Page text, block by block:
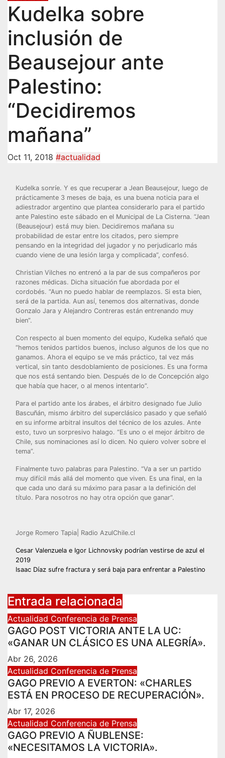
Kudelka sobre
inclusión de
Beausejour ante
Palestino:
“Decidiremos
mañana”
Oct 11, 2018 #actualidad
Kudelka sonríe. Y es que recuperar a Jean Beausejour, luego de
prácticamente 3 meses de baja, es una buena noticia para el
adiestrador argentino que plantea considerarlo para el partido
ante Palestino este sábado en el Municipal de La Cisterna. “Jean
(Beausejour) está muy bien. Decidiremos mañana su
probabilidad de estar entre los citados, pero siempre
pensando en la integridad del jugador y no perjudicarlo más
cuando viene de una lesión larga y complicada”, confesó.
Christian Vilches no entrenó a la par de sus compañeros por
razones médicas. Dicha situación fue abordada por el
cordobés. “Aun no puedo hablar de reemplazos. Si esta bien,
será de la partida. Aun así, tenemos dos alternativas, donde
Gonzalo Jara y Alejandro Contreras están entrenando muy
bien”.
Con respecto al buen momento del equipo, Kudelka señaló que
“hemos tenidos partidos buenos, incluso algunos de los que no
ganamos. Ahora el equipo se ve más práctico, tal vez más
vertical, sin tanto desdoblamiento de posiciones. Es una forma
que nos está sentando bien. Después de lo de Concepción algo
que había que hacer, o al menos intentarlo”.
Para el partido ante los árabes, el árbitro designado fue Julio
Bascuñán, mismo árbitro del superclásico pasado y que señaló
en su informe arbitral insultos del técnico de los azules. Ante
esto, tuvo un sorpresivo halago. “Es uno o el mejor árbitro de
Chile, sus nominaciones así lo dicen. No quiero volver sobre el
tema”.
Finalmente tuvo palabras para Palestino. “Va a ser un partido
muy difícil más allá del momento que viven. Es una final, en la
que cada uno dará su máximo para pasar a la definición del
título. Para nosotros no hay otra opción que ganar”.
Jorge Romero Tapia| Radio AzulChile.cl
Navegación
de
entradas
Cesar Valenzuela e Igor Lichnovsky podrían vestirse de azul el
2019
Isaac Díaz sufre fractura y será baja para enfrentar a Palestino
Entrada relacionada
Actualidad Conferencia de Prensa
GAGO POST VICTORIA ANTE LA UC:
«GANAR UN CLÁSICO ES UNA ALEGRÍA».
Abr 26, 2026
Actualidad Conferencia de Prensa
GAGO PREVIO A EVERTON: «CHARLES
ESTÁ EN PROCESO DE RECUPERACIÓN».
Abr 17, 2026
Actualidad Conferencia de Prensa
GAGO PREVIO A ÑUBLENSE:
«NECESITAMOS LA VICTORIA».